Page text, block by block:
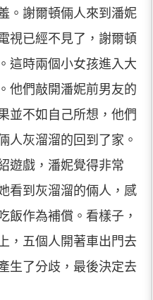
。謝爾頓倆人來到潘妮
視已經不見了，謝爾頓
這時兩個小女孩進入大
他們敲開潘妮前男友的
並不如自己所想，他們
人灰溜溜的回到了家。
遊戲，潘妮覺得非常
看到灰溜溜的倆人，感
飯作為補償。看樣子，
，五個人開著車出門去
生了分歧，最後決定去